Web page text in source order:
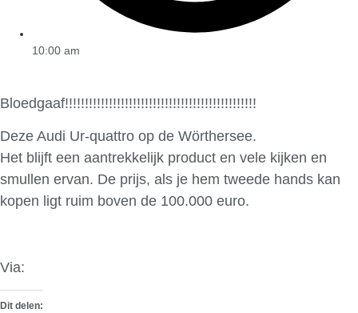
10:00 am
Bloedgaaf!!!!!!!!!!!!!!!!!!!!!!!!!!!!!!!!!!!!!!!!!!!!!!!!
Deze Audi Ur-quattro op de Wörthersee.
Het blijft een aantrekkelijk product en vele kijken en
smullen ervan. De prijs, als je hem tweede hands kan
kopen ligt ruim boven de 100.000 euro.
Via:
Dit delen: